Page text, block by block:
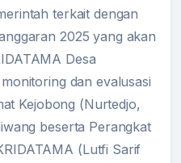
terkait dengan
2025 yang akan
Desa
dan evalusasi
Kejobong (Nurtedjo,
beserta Perangkat
(Lutfi Sarif